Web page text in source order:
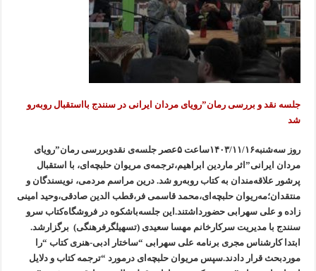
جلسە نقد و بررسی رمان”رویای مردان ایرانی در سنندج بااستقبال روبەرو
شد
روز سەشنبە۱۴۰۳/۱۱/۱۶ساعت ۵عصر جلسەی نقدوبررسی رمان”رویای
مردان ایرانی”اثر ماردین ابراهیم،ترجمەی مریوان حلبچەای، با استقبال
پرشور علاقەمندان بە کتاب روبەرو شد. درین مراسم مردمی، نویسندگان و
منتقدان؛مەریوان حلبچەای،محمد قاسمی فر،قطب الدین صادقی،وحید امینی
زادە و علی سهرابی حضورداشتند.این جلسەباشکوە در فروشگاەکتاب سرو
سنندج با مدیریت سرکارخانم مهسا سعیدی (تسهیلگرفرهنگی) برگزارشد.
ابتدا کارشناس مجری برنامە علی سهرابی “ساختار ادبی-هنری کتاب “را
موردبحث قرار دادند.سپس مریوان حلبچەای درمورد “ترجمە کتاب و دلایل